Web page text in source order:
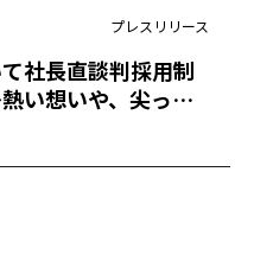
プレスリリース
社長直談判採用制
い想いや、尖った